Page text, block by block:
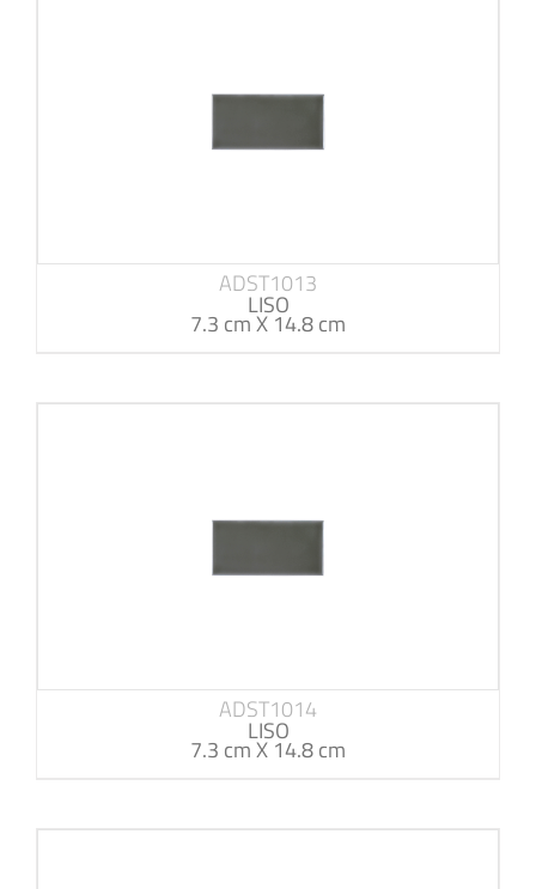
ADST1013
LISO
7.3 cm X 14.8 cm
ADST1014
LISO
7.3 cm X 14.8 cm